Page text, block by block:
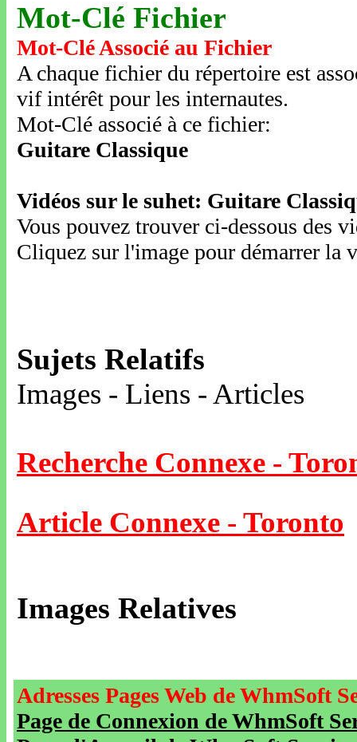
Mot-Clé Fichier
Mot-Clé Associé au Fichier
A chaque fichier du répertoire est
vif intérêt pour les internautes.
Mot-Clé associé à ce fichier:
Guitare Classique
Vidéos sur le suhet: Guitare
Vous pouvez trouver ci-dessous des
Cliquez sur l'image pour démarrer la
Sujets Relatifs
Images - Liens - Articles
Recherche Connexe -
Article Connexe - Toronto
Images Relatives
Adresses Pages Web de WhmSoft
Page de Connexion de WhmSoft